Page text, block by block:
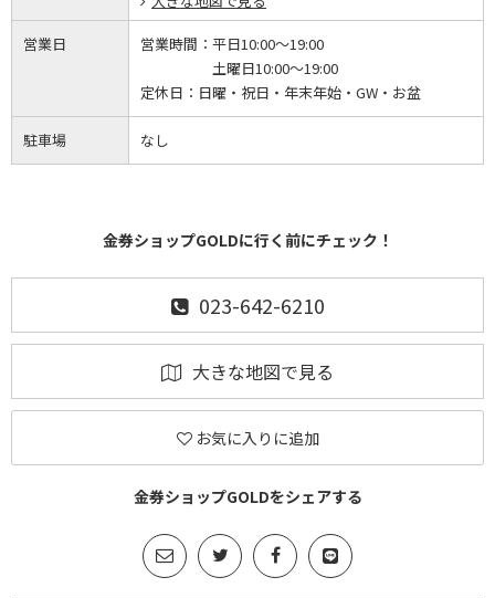
営業日 営業時間： 平日10:00～19:00
土曜日10:00～19:00
定休日： 日曜・祝日・年末年始・GW・お盆
駐車場 なし
金券ショップGOLDに行く前にチェック！
023-642-6210
大きな地図で見る
お気に入りに追加
金券ショップGOLDをシェアする